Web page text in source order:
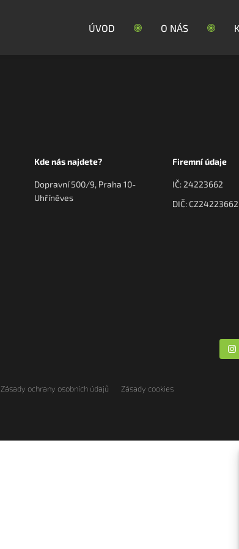
ÚVOD O NÁS
Kde nás najdete?
Dopravní 500/9, Praha 10-
Uhříněves
Firemní údaje
IČ: 24223662
DIČ: CZ24223662
Zásady ochrany osobních údajů Zásady cookies